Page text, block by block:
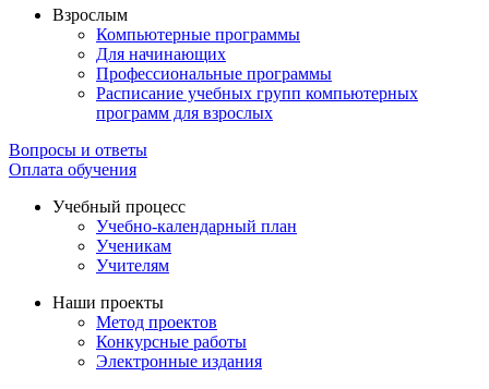
Взрослым
Компьютерные программы
Для начинающих
Профессиональные программы
Расписание учебных групп компьютерных
программ для взрослых
Вопросы и ответы
Оплата обучения
Учебный процесс
Учебно-календарный план
Ученикам
Учителям
Наши проекты
Метод проектов
Конкурсные работы
Электронные издания